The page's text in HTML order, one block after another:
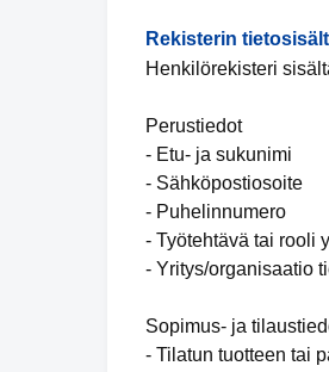
Rekisterin
Henkilörekisteri
Perustiedot
- Etu- ja sukunimi
- Sähköpostiosoite
- Puhelinnumero
- Työtehtävä tai rooli
- Yritys/organisaatio
Sopimus- ja
- Tilatun tuotteen tai